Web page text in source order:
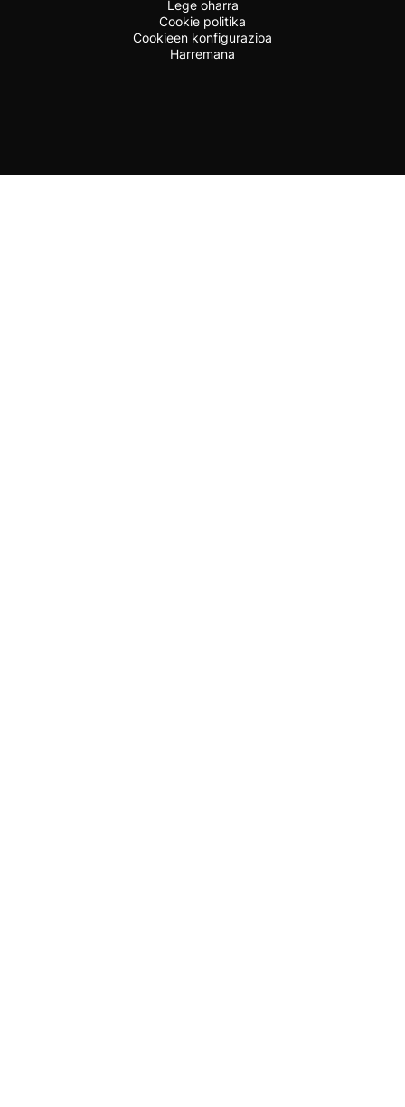
Lege oharra
Cookie politika
Cookieen konfigurazioa
Harremana